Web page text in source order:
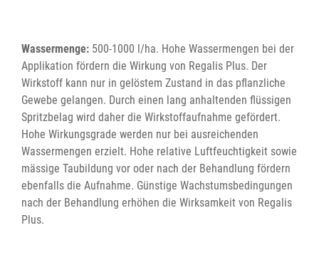
Wassermenge: 500-1000 l/ha. Hohe Wassermengen bei der
Applikation fördern die Wirkung von Regalis Plus. Der
Wirkstoff kann nur in gelöstem Zustand in das pflanzliche
Gewebe gelangen. Durch einen lang anhaltenden flüssigen
Spritzbelag wird daher die Wirkstoffaufnahme gefördert.
Hohe Wirkungsgrade werden nur bei ausreichenden
Wassermengen erzielt. Hohe relative Luftfeuchtigkeit sowie
mässige Taubildung vor oder nach der Behandlung fördern
ebenfalls die Aufnahme. Günstige Wachstumsbedingungen
nach der Behandlung erhöhen die Wirksamkeit von Regalis
Plus.